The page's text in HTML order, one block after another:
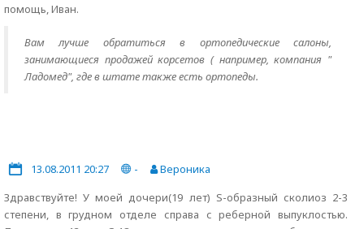
помощь, Иван.
Вам лучше обратиться в ортопедические салоны,
занимающиеся продажей корсетов ( например, компания "
Ладомед", где в штате также есть ортопеды.
13.08.2011 20:27 -
Вероника
Здравствуйте! У моей дочери(19 лет) S-образный сколиоз 2-3
степени, в грудном отделе справа с реберной выпуклостью.